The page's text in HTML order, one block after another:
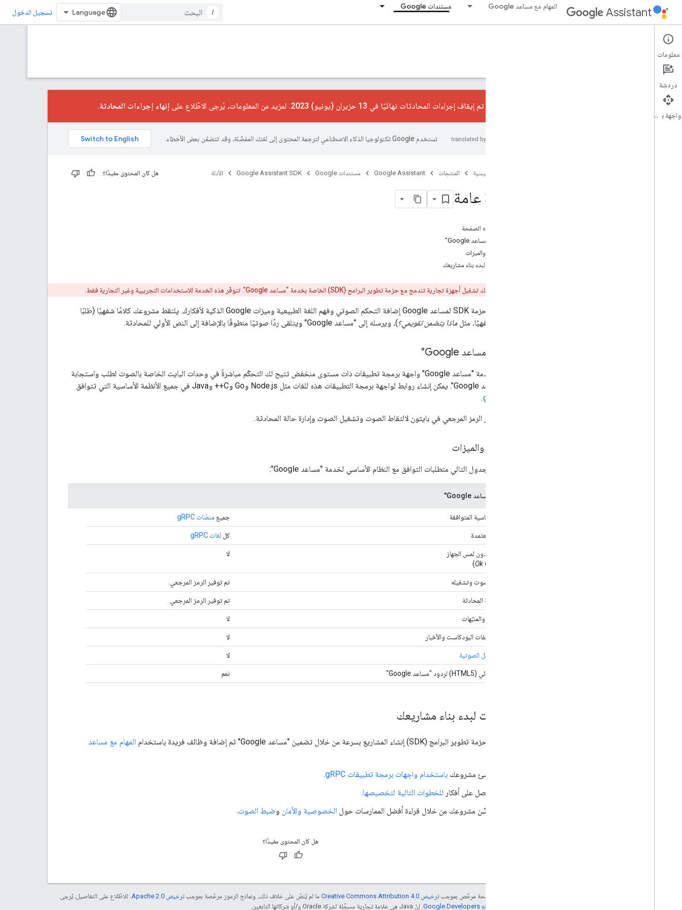
Assistant المهام مع مساعد Google مستندات Google
/ تسجيل الدخول
Google Assistant SDK
الأدلة
تم إيقاف إجراءات المحادثات نهائيًا في 13 حزيران (يونيو) 2023. لمزيد من المعلومات، يُرجى الاطّلاع على إنهاء إجراءات المحادثة.
تستخدم Google تكنولوجيا الذكاء الاصطناعي لترجمة المحتوى إلى لغتك المفضّلة، وقد تتضمّن بعض الأخطاء.
الصفحة الرئيسية المنتجات Google Assistant مستندات Google Google Assistant SDK الأدلة هل كان المحتوى مفيدًا؟
نظرة عامة
على هذه الصفحة
خدمة "مساعد Google"
التوافق والميزات
خطوات لبدء بناء مشاريعك
لا يمكنك تشغيل أجهزة تجارية تندمج مع حزمة تطوير البرامج (SDK) الخاصة بخدمة "مساعد Google". تتوفّر هذه الخدمة للاستخدامات التجريبية وغير التجارية فقط.
تتيح لك حزمة SDK لمساعد Google إضافة التحكم الصوتي وفهم اللغة الطبيعية وميزات Google الذكية لأفكارك. يلتقط مشروعك كلامًا شفهيًا (طلبًا
صوتيًا شفهيًا، مثل ماذا يتضمن تقويمي؟)، ويرسله إلى "مساعد Google" ويتلقى ردًا صوتيًا منطوقًا بالإضافة إلى النص الأولي للمحادثة.
خدمة "مساعد Google"
تعرض خدمة "مساعد Google" واجهة برمجة تطبيقات ذات مستوى منخفض تتيح لك التحكّم مباشرةً في وحدات البايت الخاصة بالصوت لطلب واستجابة
من "مساعد Google". يمكن إنشاء روابط لواجهة برمجة التطبيقات هذه للغات مثل Node.js وGo وC++ وJava في جميع الأنظمة الأساسية التي تتوافق
gRPC
.
يتم توفير الرمز المرجعي في بايثون لالتقاط الصوت وتشغيل الصوت وإدارة حالة المحادثة.
التوافق والميزات
يلخّص الجدول التالي متطلبات التوافق مع النظام الأساسي لخدمة "مساعد Google":
خدمة "مساعد Google"
البُنى الأساسية المتوافقة جميع منصّات gRPC
اللغات المعتمدة كل لغات gRPC
التفعيل بدون لمس الجهاز
Ok Google
)
لا
التقاط الصوت وتشغيله تم توفير الرمز المرجعي.
إدارة حالة المحادثة تم توفير الرمز المرجعي.
الموقّتات والمنبّهات لا
تشغيل ملفات البودكاست والأخبار لا
بث الرسائل الصوتية لا
إخراج مرئي (HTML5) لردود "مساعد Google" نعم
خطوات لبدء بناء مشاريعك
تتيح لك حزمة تطوير البرامج (SDK) إنشاء المشاريع بسرعة من خلال تضمين "مساعد Google" ثم إضافة وظائف فريدة باستخدام
المهام مع مساعد
أنشِئ مشروعك باستخدام واجهات برمجة تطبيقات gRPC
.
احصل على أفكار للخطوات التالية لتخصيصها.
حسِّن مشروعك من خلال قراءة أفضل الممارسات حول الخصوصية والأمان وضبط الصوت.
هل كان المحتوى مفيدًا؟
إنّ محتوى هذه الصفحة مرخّص بموجبترخيص Creative Commons Attribution 4.0‏ ما لم يُنصّ على خلاف ذلك، ونماذج الرموز مرخّصة بموجبترخيص Apache 2.0‏
. للاطّلاع على التفاصيل، يُرجى
سياسات موقع Google Developers‏ . إنّ Java هي علامة تجارية مسجَّلة لشركة Oracle و/أو شركائها التابعين.
معلومات
دردشة
واجهة برمجة التطبيقات